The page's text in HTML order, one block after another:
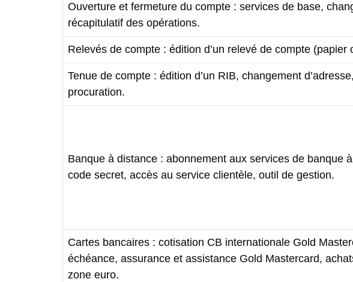
Ouverture et fermeture du compte : services de base,
récapitulatif des opérations.
Relevés de compte : édition d’un relevé de compte (papier
Tenue de compte : édition d’un RIB, changement
procuration.
Banque à distance : abonnement aux services de banque
code secret, accès au service clientèle, outil de gestion.
Cartes bancaires : cotisation CB internationale Gold
échéance, assurance et assistance Gold Mastercard,
zone euro.